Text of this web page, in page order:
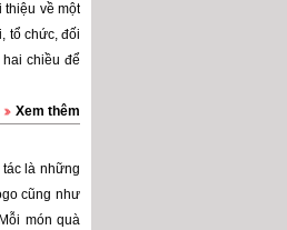
về một
tổ chức, đối
chiều để
Xem thêm
là những
cũng như
món quà